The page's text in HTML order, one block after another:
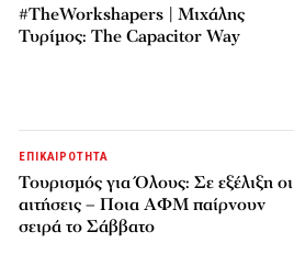
#TheWorkshapers | Μιχάλης
Τυρίμος: The Capacitor Way
ΕΠΙΚΑΙΡΟΤΗΤΑ
Τουρισμός για Όλους: Σε εξέλιξη οι
αιτήσεις – Ποια ΑΦΜ παίρνουν
σειρά το Σάββατο